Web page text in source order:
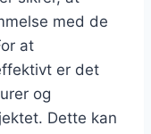
med de
at
er det
og
Dette kan